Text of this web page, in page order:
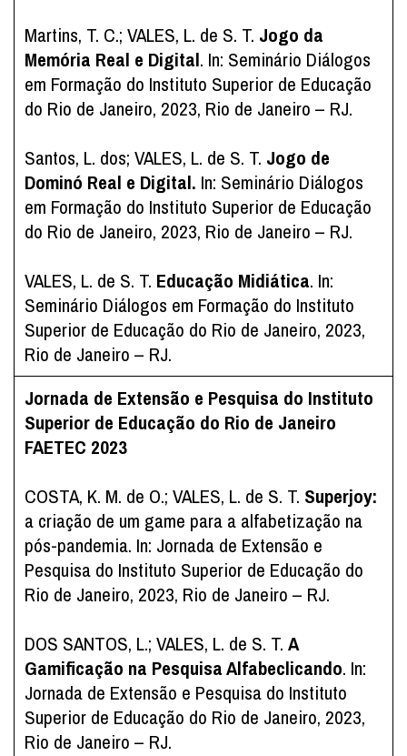
Martins, T. C.; VALES, L. de S. T. Jogo da
Memória Real e Digital. In: Seminário Diálogos
em Formação do Instituto Superior de Educação
do Rio de Janeiro, 2023, Rio de Janeiro – RJ.
Santos, L. dos; VALES, L. de S. T. Jogo de
Dominó Real e Digital. In: Seminário Diálogos
em Formação do Instituto Superior de Educação
do Rio de Janeiro, 2023, Rio de Janeiro – RJ.
VALES, L. de S. T. Educação Midiática. In:
Seminário Diálogos em Formação do Instituto
Superior de Educação do Rio de Janeiro, 2023,
Rio de Janeiro – RJ.
Jornada de Extensão e Pesquisa do Instituto
Superior de Educação do Rio de Janeiro
FAETEC 2023
COSTA, K. M. de O.; VALES, L. de S. T. Superjoy:
a criação de um game para a alfabetização na
pós-pandemia. In: Jornada de Extensão e
Pesquisa do Instituto Superior de Educação do
Rio de Janeiro, 2023, Rio de Janeiro – RJ.
DOS SANTOS, L.; VALES, L. de S. T. A
Gamificação na Pesquisa Alfabeclicando. In:
Jornada de Extensão e Pesquisa do Instituto
Superior de Educação do Rio de Janeiro, 2023,
Rio de Janeiro – RJ.